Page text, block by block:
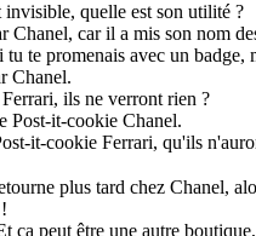
invisible, quelle est son utilité ?
Chanel, car il a mis son nom
tu te promenais avec un badge,
Chanel.
ils ne verront rien ?
Post-it-cookie Chanel.
it-cookie Ferrari, qu'ils
plus tard chez Chanel,
ça peut être une autre